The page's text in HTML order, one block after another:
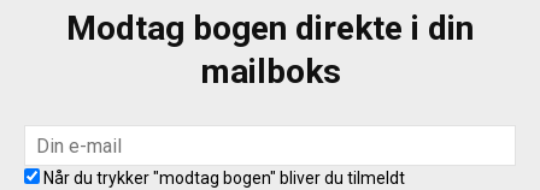
Modtag bogen direkte i din
mailboks
Når du trykker "modtag bogen" bliver du tilmeldt